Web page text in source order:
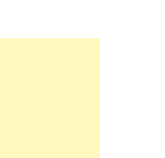
Crystal CM10 2012-